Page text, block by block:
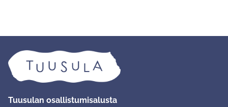
Tuusulan osallistumisalusta